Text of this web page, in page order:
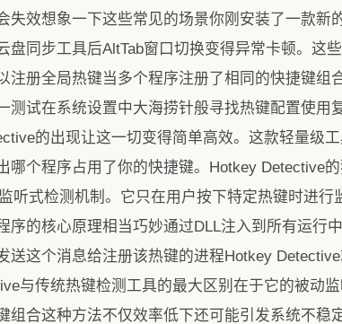
失效想象一下这些常见的场景你刚安装了一款新
盘同步工具后AltTab窗口切换变得异常卡顿。
注册全局热键当多个程序注册了相同的快捷键组
测试在系统设置中大海捞针般寻找热键配置使用
的出现让这一切变得简单高效。这款轻量级
哪个程序占用了你的快捷键。Hotkey Detective
听式检测机制。它只在用户按下特定热键时进
序的核心原理相当巧妙通过DLL注入到所有运行
送这个消息给注册该热键的进程Hotkey
与传统热键检测工具的最大区别在于它的被动
组合这种方法不仅效率低下还可能引发系统不